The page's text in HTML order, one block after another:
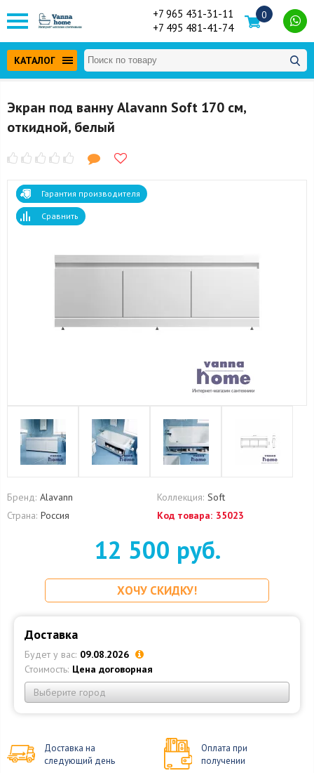
+7 965 431-31-11
+7 495 481-41-74
0
КАТАЛОГ
Экран под ванну Alavann Soft 170 см,
откидной, белый
Гарантия производителя
Сравнить
Бренд: Alavann Коллекция: Soft
Страна: Россия Код товара: 35023
12 500 руб.
ХОЧУ СКИДКУ!
Доставка
Будет у вас: 09.08.2026
Стоимость: Цена договорная
Выберите город
Доставка на
следующий день
Оплата при
получении